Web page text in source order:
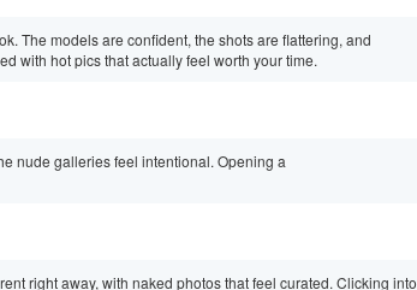
The models are confident, the shots are flattering, and
with hot pics that actually feel worth your time.
nude galleries feel intentional. Opening a
right away, with naked photos that feel curated. Clicking into